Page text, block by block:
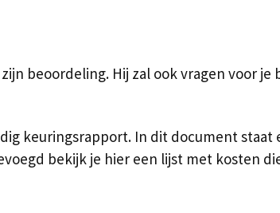
beoordeling. Hij zal ook vragen voor je
keuringsrapport. In dit document
bekijk je hier een lijst met kosten